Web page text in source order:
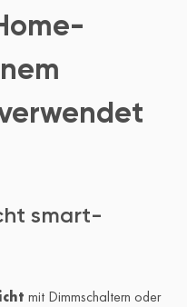
smart-
mit Dimmschaltern oder